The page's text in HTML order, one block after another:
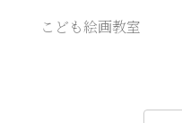
こども絵画教室